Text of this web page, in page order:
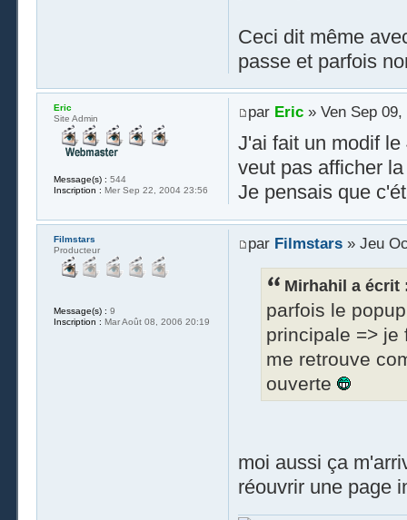
Ceci dit même
passe et parfois
par Eric» Ven Sep 09,
J'ai fait un modif
veut pas afficher
Je pensais que
Eric
Site Admin
Message(s) : 544
Inscription : Mer Sep 22, 2004 23:56
par Filmstars» Jeu
Mirhahil a écrit
parfois le
principale => je
me retrouve
ouverte
moi aussi ça
réouvrir une page
Filmstars
Producteur
Message(s) : 9
Inscription : Mar Août 08, 2006 20:19